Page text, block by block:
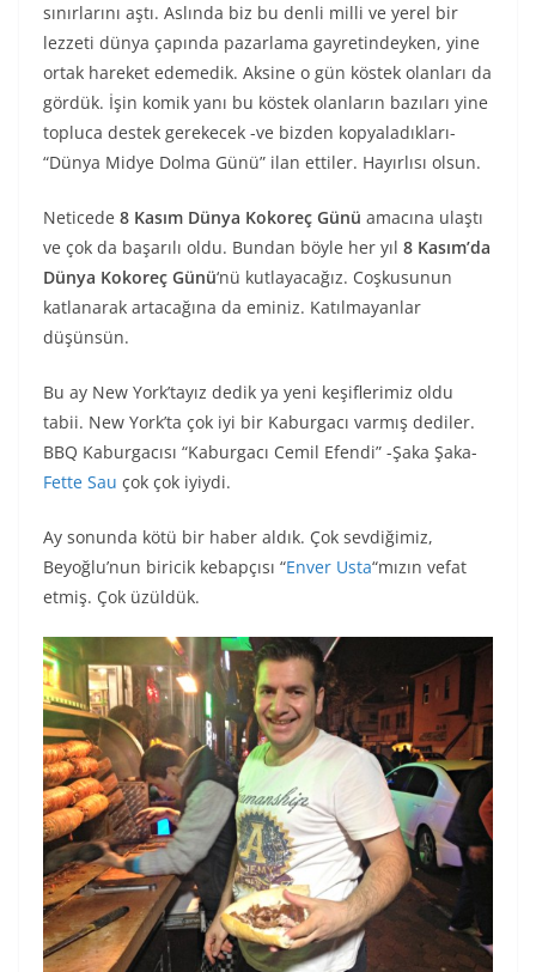
sınırlarını aştı. Aslında biz bu denli milli ve yerel bir
lezzeti dünya çapında pazarlama gayretindeyken, yine
ortak hareket edemedik. Aksine o gün köstek olanları da
gördük. İşin komik yanı bu köstek olanların bazıları yine
topluca destek gerekecek -ve bizden kopyaladıkları-
“Dünya Midye Dolma Günü” ilan ettiler. Hayırlısı olsun.
Neticede 8 Kasım Dünya Kokoreç Günü amacına ulaştı
ve çok da başarılı oldu. Bundan böyle her yıl 8 Kasım’da
Dünya Kokoreç Günü‘nü kutlayacağız. Coşkusunun
katlanarak artacağına da eminiz. Katılmayanlar
düşünsün.
Bu ay New York’tayız dedik ya yeni keşiflerimiz oldu
tabii. New York’ta çok iyi bir Kaburgacı varmış dediler.
BBQ Kaburgacısı “Kaburgacı Cemil Efendi” -Şaka Şaka-
Fette Sau çok çok iyiydi.
Ay sonunda kötü bir haber aldık. Çok sevdiğimiz,
Beyoğlu’nun biricik kebapçısı “Enver Usta“mızın vefat
etmiş. Çok üzüldük.